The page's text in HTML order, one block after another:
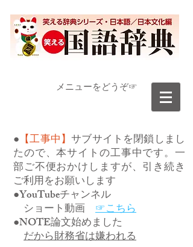
​メニューをどうぞ☞
● 【工事中】サブサイトを閉鎖しまし
たので、本サイトの工事中です。一
部ご不便おかけしますが、引き続き
ご利用をお願いします
●YouTubeチャンネル
ショート動画 ☞こちら
●NOTE論文始めました
だから財務省は嫌われる